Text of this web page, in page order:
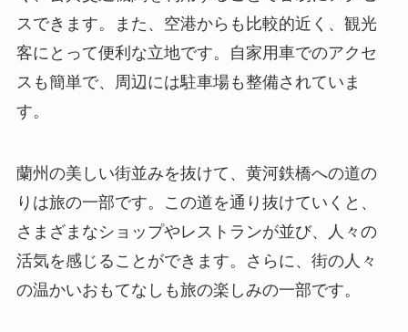
スできます。また、空港からも比較的近く、観光
客にとって便利な立地です。自家用車でのアクセ
スも簡単で、周辺には駐車場も整備されていま
す。
蘭州の美しい街並みを抜けて、黄河鉄橋への道の
りは旅の一部です。この道を通り抜けていくと、
さまざまなショップやレストランが並び、人々の
活気を感じることができます。さらに、街の人々
の温かいおもてなしも旅の楽しみの一部です。